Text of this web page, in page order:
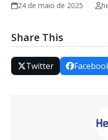
24 de maio de 2025
Share This
Twitter